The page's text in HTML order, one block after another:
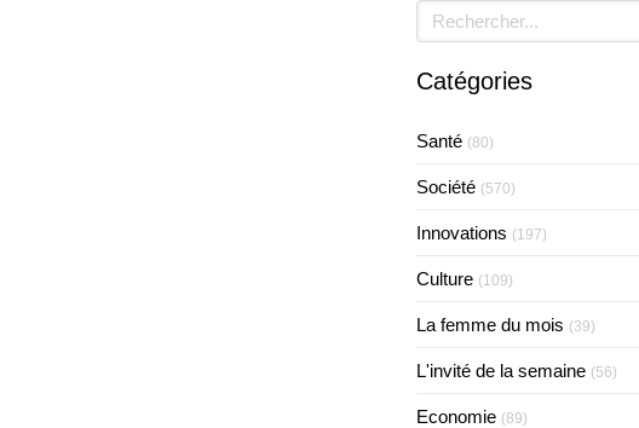
Rechercher
Catégories
Santé (80)
Société (570)
Innovations (197)
Culture (109)
La femme du mois (39)
L'invité de la semaine (56)
Economie (89)